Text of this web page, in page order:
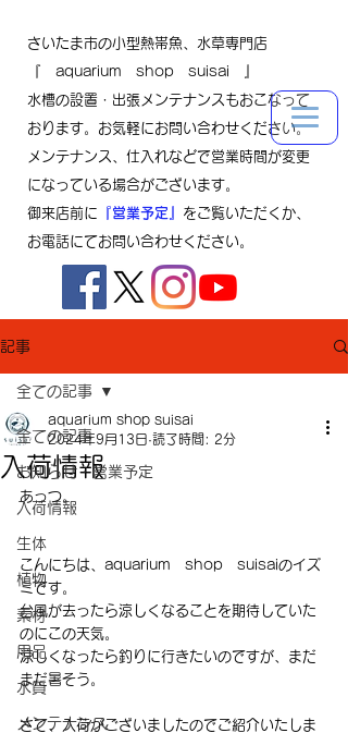
さいたま市の小型熱帯魚、水草専門店
『 aquarium shop suisai 』
水槽の設置・出張メンテナンスもおこなって
おります。お気軽にお問い合わせください。
メンテナンス、仕入れなどで営業時間が変更
になっている場合がございます。
御来店前に 『営業予定』 をご覧いただくか、
お電話にてお問い合わせください。
記事
全ての記事
お知らせ・営業予定
入荷情報
生体
植物
素材
用品
水質
メンテナンス
全ての記事
入荷情報
aquarium shop suisai
2024年9月13日 読了時間: 2分
あっつ。
こんにちは、aquarium　shop　suisaiのイズ
ミです。
台風が去ったら涼しくなることを期待していた
のにこの天気。
涼しくなったら釣りに行きたいのですが、まだ
まだ暑そう。
さて、入荷がございましたのでご紹介いたしま